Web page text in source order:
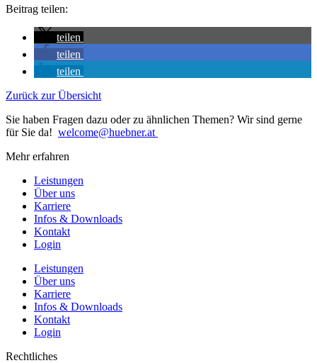
Beitrag teilen:
teilen
teilen
teilen
Zurück zur Übersicht
Sie haben Fragen dazu oder zu ähnlichen Themen? Wir sind gerne
für Sie da! welcome@huebner.at
Mehr erfahren
Leistungen
Über uns
Karriere
Infos & Downloads
Kontakt
Login
Leistungen
Über uns
Karriere
Infos & Downloads
Kontakt
Login
Rechtliches